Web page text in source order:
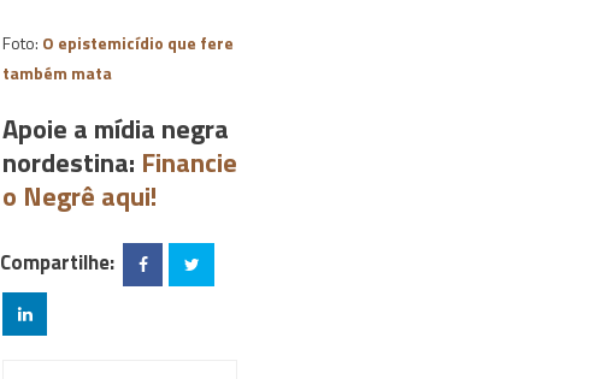
Foto: O epistemicídio que fere
também mata
Apoie a mídia negra
nordestina: Financie
o Negrê aqui!
Compartilhe: